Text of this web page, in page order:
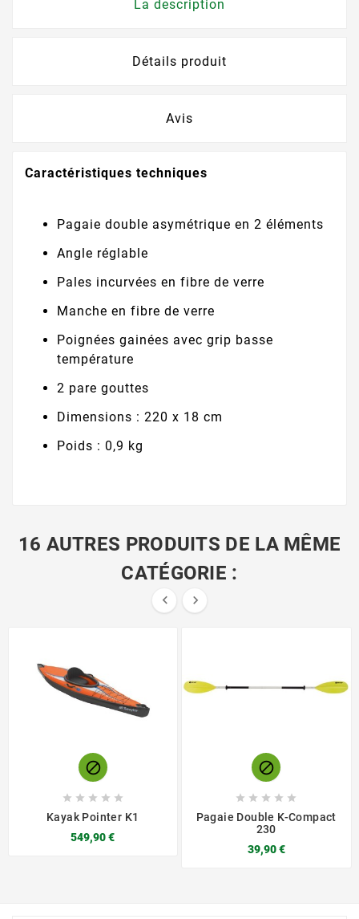
La description
Détails produit
Avis
Caractéristiques techniques
Pagaie double asymétrique en 2 éléments
Angle réglable
Pales incurvées en fibre de verre
Manche en fibre de verre
Poignées gainées avec grip basse
température
2 pare gouttes
Dimensions : 220 x 18 cm
Poids : 0,9 kg
16 AUTRES PRODUITS DE LA MÊME
CATÉGORIE :
 

    
Kayak Pointer K1
549,90 €

    
Pagaie Double K-Compact
230
39,90 €